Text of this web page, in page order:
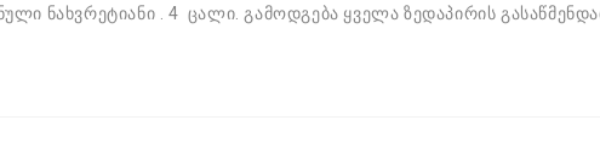
ნახვრეტიანი . 4 ცალი. გამოდგება ყველა ზედაპირის